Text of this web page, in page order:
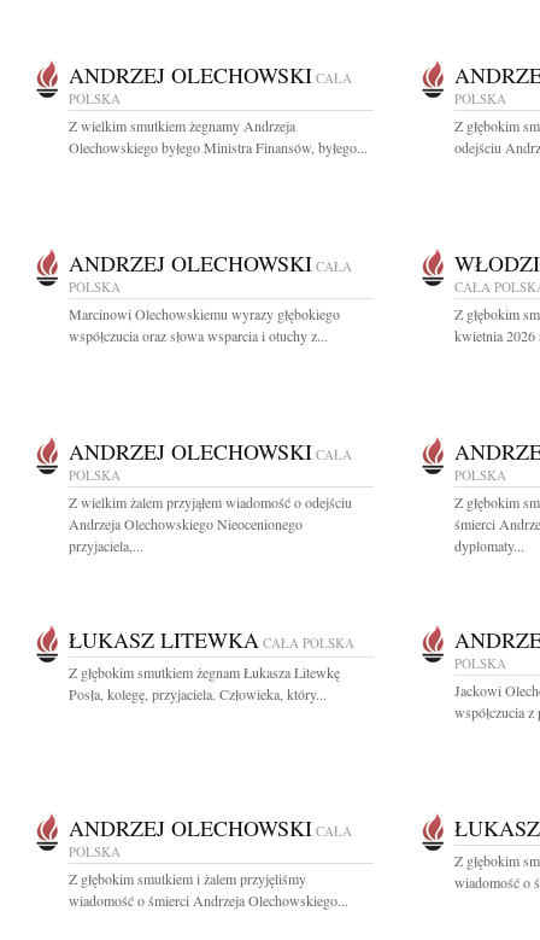
ANDRZEJ OLECHOWSKI CAŁA
POLSKA
Z wielkim smutkiem żegnamy Andrzeja
Olechowskiego byłego Ministra Finansów, byłego...
POLSKA
Z głębokim
odejściu
ANDRZEJ OLECHOWSKI CAŁA
POLSKA
Marcinowi Olechowskiemu wyrazy głębokiego
współczucia oraz słowa wsparcia i otuchy z...
CAŁA
Z głębokim
kwietnia 2026
ANDRZEJ OLECHOWSKI CAŁA
POLSKA
Z wielkim żalem przyjąłem wiadomość o odejściu
Andrzeja Olechowskiego Nieocenionego
przyjaciela,...
POLSKA
Z głębokim
śmierci
dyplomaty...
ŁUKASZ LITEWKA CAŁA POLSKA
Z głębokim smutkiem żegnam Łukasza Litewkę
Posła, kolegę, przyjaciela. Człowieka, który...
POLSKA
Jackowi
współczucia
ANDRZEJ OLECHOWSKI CAŁA
POLSKA
Z głębokim smutkiem i żalem przyjęliśmy
wiadomość o śmierci Andrzeja Olechowskiego...
Z głębokim
wiadomość o